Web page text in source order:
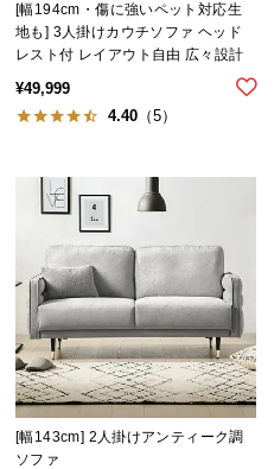
[幅194cm・傷に強いペット対応生
地も] 3人掛けカウチソファ ヘッド
レスト付 レイアウト自由 広々設計
¥49,999
4.40 （5）
[幅143cm] 2人掛けアンティーク調
ソファ